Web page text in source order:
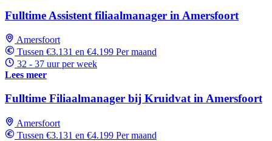
Fulltime Assistent filiaalmanager in Amersfoort
Amersfoort
Tussen €3.131 en €4.199 Per maand
32 - 37 uur per week
Lees meer
Fulltime Filiaalmanager bij Kruidvat in Amersfoort
Amersfoort
Tussen €3.131 en €4.199 Per maand